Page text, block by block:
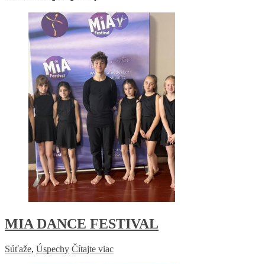
MIA DANCE FESTIVAL
Súťaže, Úspechy Čítajte viac